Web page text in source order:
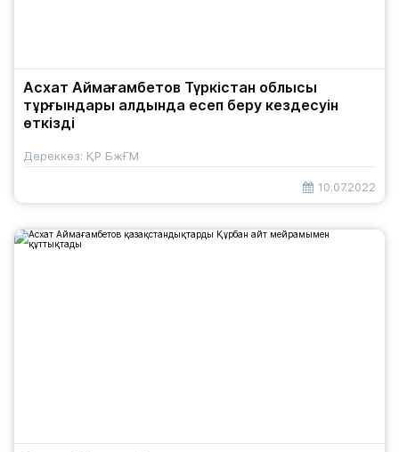
Асхат Аймағамбетов Түркістан облысы
тұрғындары алдында есеп беру кездесуін
өткізді
Дереккөз: ҚР БжҒМ
10.07.2022